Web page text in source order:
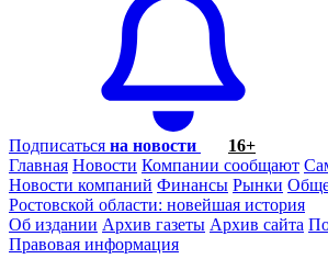
Подписаться на новости
16+
Главная Новости Компании сообщают
Новости компаний Финансы Рынки
Ростовской области: новейшая история
Об издании Архив газеты Архив сайта
Правовая информация